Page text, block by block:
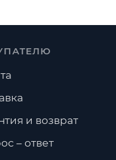
и возврат
– ответ